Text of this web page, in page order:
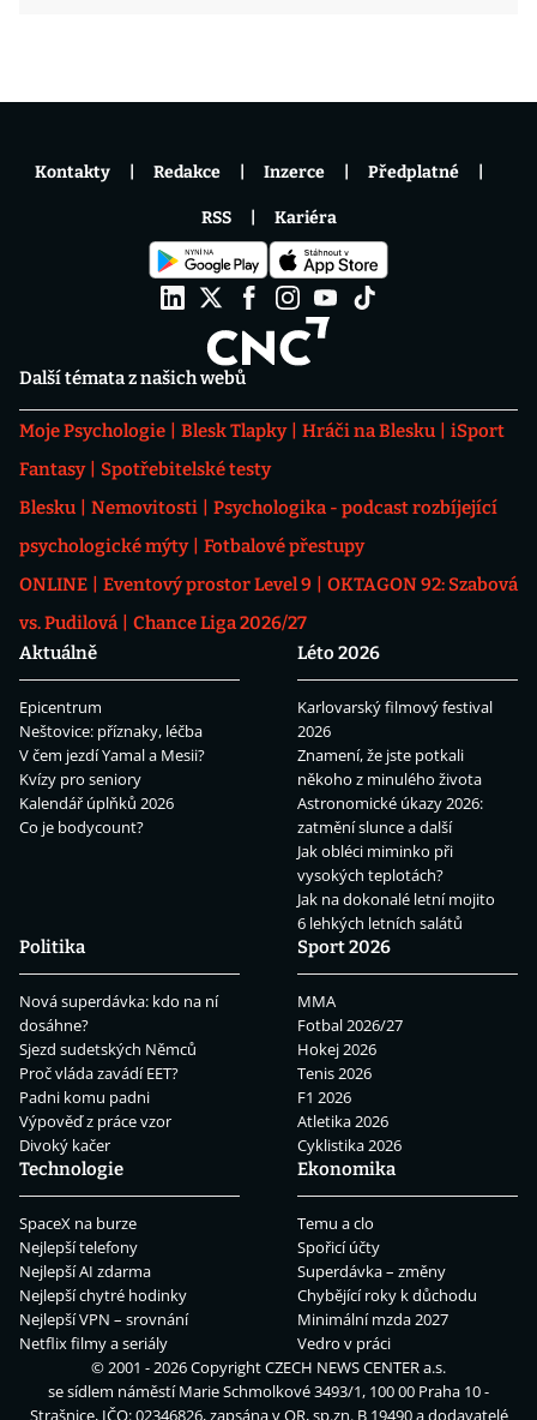
Další témata z našich webů
Moje Psychologie Blesk Tlapky Hráči na Blesku
iSport
Fantasy
Spotřebitelské testy
Blesku
Nemovitosti
Psychologika - podcast rozbíjející
psychologické mýty
Fotbalové přestupy
ONLINE
Eventový prostor Level 9
OKTAGON 92: Szabová
vs. Pudilová
Chance Liga 2026/27
Aktuálně
Epicentrum
Neštovice: příznaky, léčba
V čem jezdí Yamal a Mesii?
Kvízy pro seniory
Kalendář úplňků 2026
Co je bodycount?
Léto 2026
Karlovarský filmový festival
2026
Znamení, že jste potkali
někoho z minulého života
Astronomické úkazy 2026:
zatmění slunce a další
Jak obléci miminko při
vysokých teplotách?
Jak na dokonalé letní mojito
6 lehkých letních salátů
Politika
Nová superdávka: kdo na ní
dosáhne?
Sjezd sudetských Němců
Proč vláda zavádí EET?
Padni komu padni
Výpověď z práce vzor
Divoký kačer
Sport 2026
MMA
Fotbal 2026/27
Hokej 2026
Tenis 2026
F1 2026
Atletika 2026
Cyklistika 2026
Technologie
SpaceX na burze
Nejlepší telefony
Nejlepší AI zdarma
Nejlepší chytré hodinky
Nejlepší VPN – srovnání
Netflix filmy a seriály
Ekonomika
Temu a clo
Spořicí účty
Superdávka – změny
Chybějící roky k důchodu
Minimální mzda 2027
Vedro v práci
Kontakty Redakce Inzerce Předplatné
RSS Kariéra
© 2001 - 2026 CopyrightCZECH NEWS CENTER a.s.
se sídlem náměstí Marie Schmolkové 3493/1, 100 00 Praha 10 -
Strašnice, IČO: 02346826, zapsána v OR, sp.zn. B 19490 a dodavatelé